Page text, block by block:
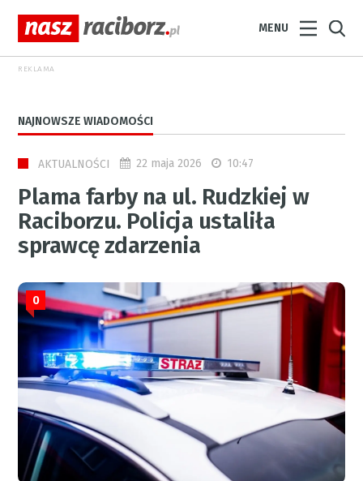
MENU
REKLAMA
NAJNOWSZE WIADOMOŚCI
AKTUALNOŚCI 22 maja 2026 10:47
Plama farby na ul. Rudzkiej w
Raciborzu. Policja ustaliła
sprawcę zdarzenia
0